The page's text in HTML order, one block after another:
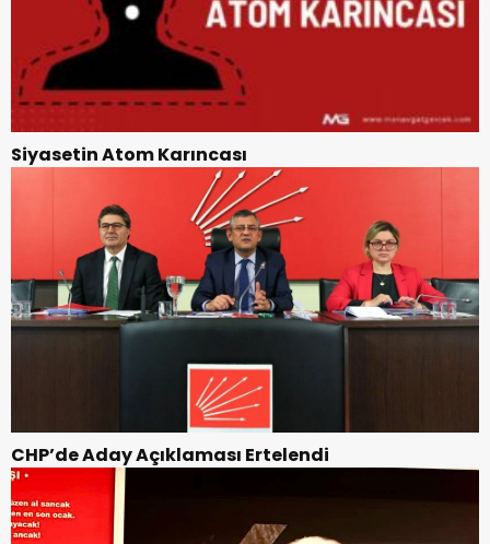
Siyasetin Atom Karıncası
CHP’de Aday Açıklaması Ertelendi